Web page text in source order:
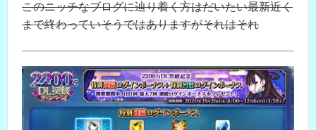
このニッチなブログに辿り着く方はだいたい最新近く
まで終わっていそうではありますがそれはそれ